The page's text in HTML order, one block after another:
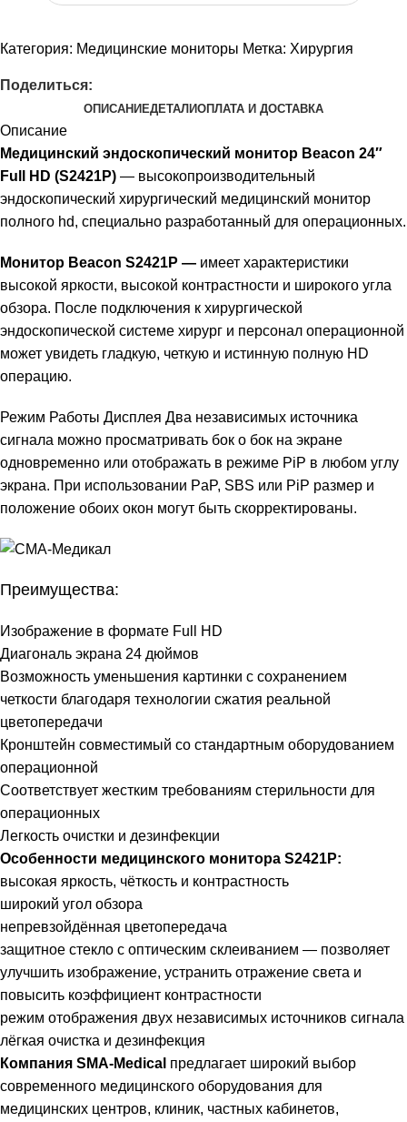
Категория: Медицинские мониторы Метка: Хирургия
Поделиться:
ОПИСАНИЕДЕТАЛИОПЛАТА И ДОСТАВКА
Описание
Медицинский эндоскопический монитор Beacon 24″
Full HD (S2421P) — высокопроизводительный
эндоскопический хирургический медицинский монитор
полного hd, специально разработанный для операционных.
Монитор Beacon S2421P — имеет характеристики
высокой яркости, высокой контрастности и широкого угла
обзора. После подключения к хирургической
эндоскопической системе хирург и персонал операционной
может увидеть гладкую, четкую и истинную полную HD
операцию.
Режим Работы Дисплея Два независимых источника
сигнала можно просматривать бок о бок на экране
одновременно или отображать в режиме PiP в любом углу
экрана. При использовании PaP, SBS или PiP размер и
положение обоих окон могут быть скорректированы.
Преимущества:
Изображение в формате Full HD
Диагональ экрана 24 дюймов
Возможность уменьшения картинки с сохранением
четкости благодаря технологии сжатия реальной
цветопередачи
Кронштейн совместимый со стандартным оборудованием
операционной
Соответствует жестким требованиям стерильности для
операционных
Легкость очистки и дезинфекции
Особенности медицинского монитора S2421P:
высокая яркость, чёткость и контрастность
широкий угол обзора
непревзойдённая цветопередача
защитное стекло с оптическим склеиванием — позволяет
улучшить изображение, устранить отражение света и
повысить коэффициент контрастности
режим отображения двух независимых источников сигнала
лёгкая очистка и дезинфекция
Компания SMA-Medical предлагает широкий выбор
современного медицинского оборудования для
медицинских центров, клиник, частных кабинетов,